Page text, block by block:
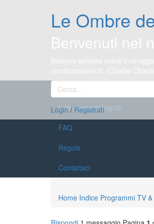
Le Ombre
Login/ Registrati
Benvenuti nel
Bisogna sempre avere il
condizionamenti. (Charlie Chaplin)
Collegamenti Rapidi
FAQ
Regole
Contattaci
Home Indice Programmi TV